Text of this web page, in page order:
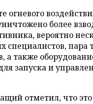
огневого
более
вероятно
специалистов, пара
а также
запуска и
отметил, что